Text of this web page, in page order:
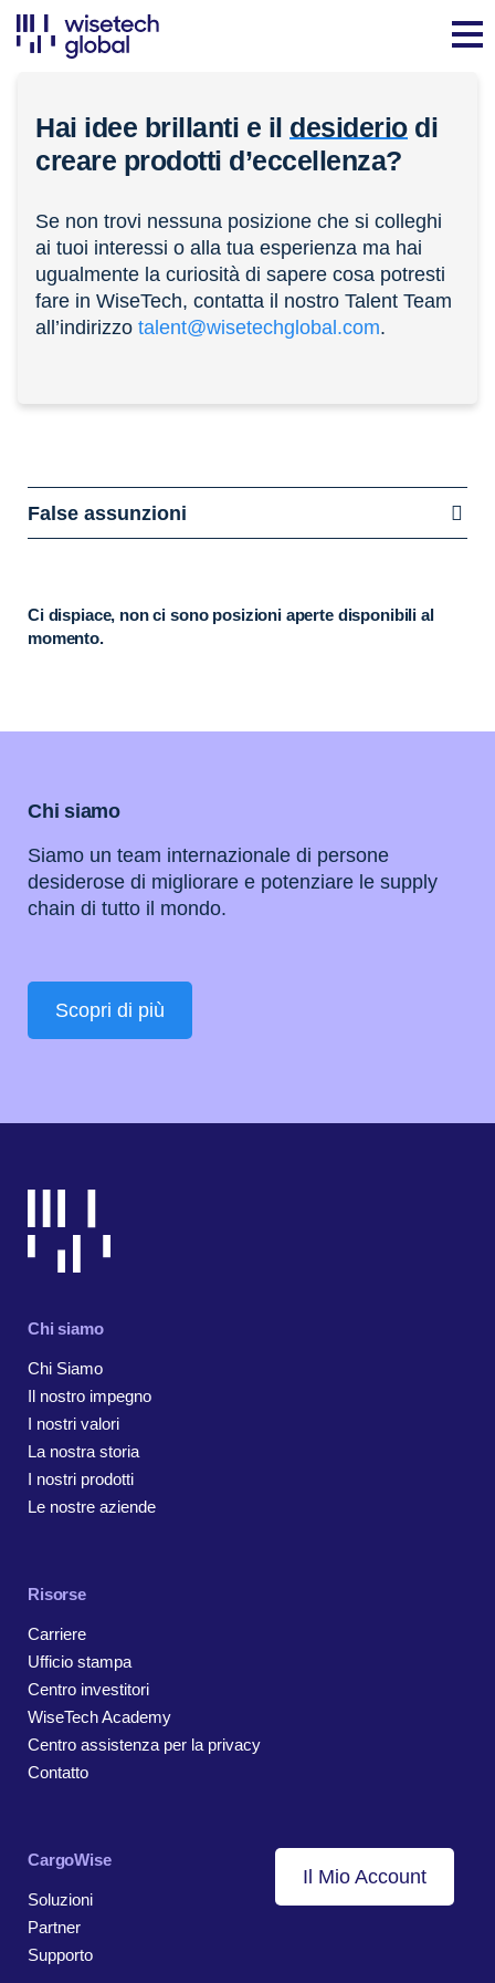
Hai idee brillanti e il desideriodi
creare prodotti d’eccellenza?
Se non trovi nessuna posizione che si colleghi
ai tuoi interessi o alla tua esperienza ma hai
ugualmente la curiosità di sapere cosa potresti
fare in WiseTech, contatta il nostro Talent Team
all’indirizzo talent@wisetechglobal.com.
False assunzioni
Ci dispiace, non ci sono posizioni aperte disponibili al
momento.
Chi siamo
Siamo un team internazionale di persone
desiderose di migliorare e potenziare le supply
chain di tutto il mondo.
Scopri di più
Chi siamo
Chi Siamo
Il nostro impegno
I nostri valori
La nostra storia
I nostri prodotti
Le nostre aziende
Risorse
Carriere
Ufficio stampa
Centro investitori
WiseTech Academy
Centro assistenza per la privacy
Contatto
CargoWise
Soluzioni
Partner
Supporto
Il Mio Account